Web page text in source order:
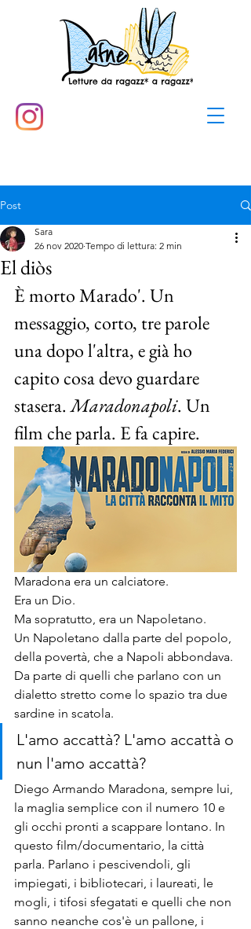
Post
El diòs
Sara
26 nov 2020 Tempo di lettura: 2 min
È morto Marado'. Un
messaggio, corto, tre parole
una dopo l'altra, e già ho
capito cosa devo guardare
stasera. Maradonapoli. Un
film che parla. E fa capire.
Maradona era un calciatore.
Era un Dio.
Ma sopratutto, era un Napoletano.
Un Napoletano dalla parte del popolo,
della povertà, che a Napoli abbondava.
Da parte di quelli che parlano con un
dialetto stretto come lo spazio tra due
sardine in scatola.
L'amo accattà? L'amo accattà o
nun l'amo accattà?
Diego Armando Maradona, sempre lui,
la maglia semplice con il numero 10 e
gli occhi pronti a scappare lontano. In
questo film/documentario, la città
parla. Parlano i pescivendoli, gli
impiegati, i bibliotecari, i laureati, le
mogli, i tifosi sfegatati e quelli che non
sanno neanche cos'è un pallone, i